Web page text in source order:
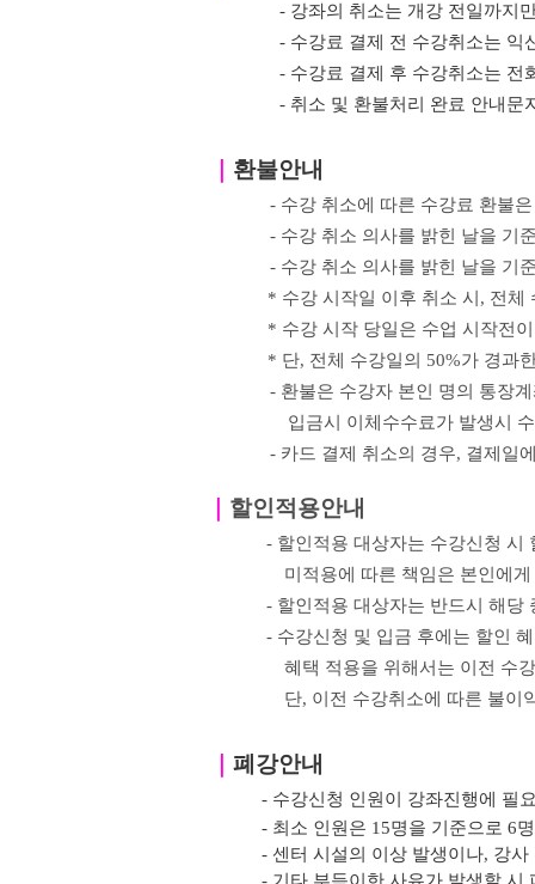
- 강좌의 취소는 개강 전일까지
- 수강료 결제 전 수강취소는 익
- 수강료 결제 후 수강취소는 전
- 취소 및 환불처리 완료 안내문
환불안내
- 수강 취소에 따른 수강료 환불
- 수강 취소 의사를 밝힌
날을 기
- 수강 취소 의사를 밝힌
날을 기
* 수강 시작일 이후 취소 시 , 전체
* 수강 시작 당일은 수업 시작전
* 단, 전체 수강일의 50%가 경과
- 환불은 수강자 본인 명의 통장
입금시 이체수수료가 발생시
- 카드 결제 취소의 경우, 결제일
할인적용안내
- 할인적용 대상자는 수강신청 시
미적용에 따른 책임은 본인에
- 할인적용 대상자는 반드시 해당
- 수강신청 및 입금 후에는 할인
혜택 적용을 위해서는 이전 수
단, 이전 수강취소에 따른 불이
폐강안내
- 수강신청 인원이 강좌진행에 필
- 최소 인원은 15명을 기준으로 6
- 센터 시설의 이상 발생이나, 강